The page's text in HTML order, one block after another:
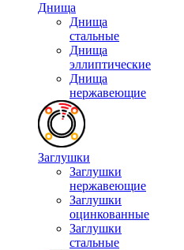
Днища
Днища
стальные
Днища
эллиптические
Днища
нержавеющие
Заглушки
Заглушки
нержавеющие
Заглушки
оцинкованные
Заглушки
стальные